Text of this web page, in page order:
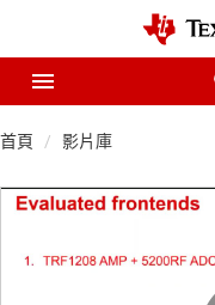
首頁 影片庫